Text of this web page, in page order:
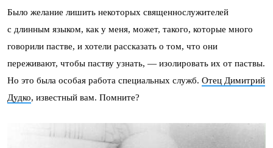
Было желание лишить некоторых священнослужителей
с длинным языком, как у меня, может, такого, которые много
говорили пастве, и хотели рассказать о том, что они
переживают, чтобы паству узнать, — изолировать их от паствы.
Но это была особая работа специальных служб. Отец Димитрий
Дудко, известный вам. Помните?